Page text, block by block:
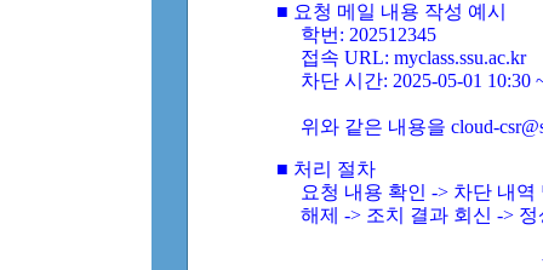
■ 요청 메일 내용 작성 예시
학번: 202512345
접속 URL: myclass.ssu.ac.kr
차단 시간: 2025-05-01 10:30
위와 같은 내용을 cloud-
■ 처리 절차
요청 내용 확인 -> 차단 내
해제 -> 조치 결과 회신 ->